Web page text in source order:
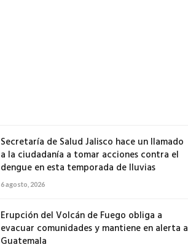
Secretaría de Salud Jalisco hace un llamado
a la ciudadanía a tomar acciones contra el
dengue en esta temporada de lluvias
6 agosto, 2026
Erupción del Volcán de Fuego obliga a
evacuar comunidades y mantiene en alerta a
Guatemala